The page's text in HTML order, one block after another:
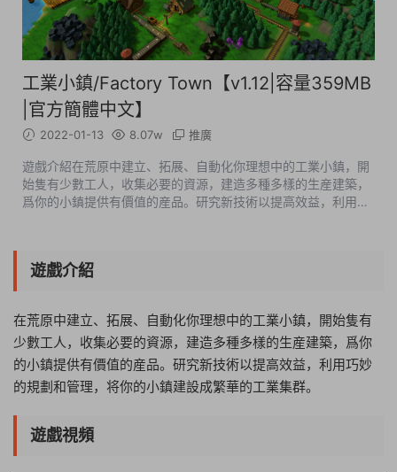
工業小鎮/Factory Town【v1.12|容量359MB
|官方簡體中文】
2022-01-13 8.07w 推廣
遊戲介紹在荒原中建立、拓展、自動化你理想中的工業小鎮，開
始隻有少數工人，收集必要的資源，建造多種多樣的生産建築，
爲你的小鎮提供有價值的産品。研究新技術以提高效益，利用巧
遊戲介紹
在荒原中建立、拓展、自動化你理想中的工業小鎮，開始隻有
少數工人，收集必要的資源，建造多種多樣的生産建築，爲你
的小鎮提供有價值的産品。研究新技術以提高效益，利用巧妙
的規劃和管理，将你的小鎮建設成繁華的工業集群。
遊戲視頻